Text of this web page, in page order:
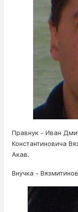
Правнук - Иван
Константиновича
Акав.
Внучка -